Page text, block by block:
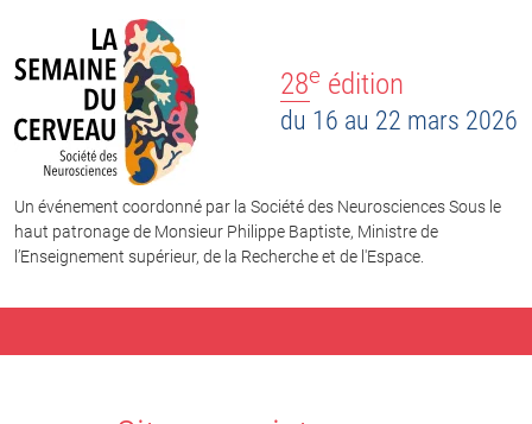
28e édition
du 16 au 22 mars 2026
Un événement coordonné par la Société des Neurosciences Sous le
haut patronage de Monsieur Philippe Baptiste, Ministre de
l’Enseignement supérieur, de la Recherche et de l'Espace.